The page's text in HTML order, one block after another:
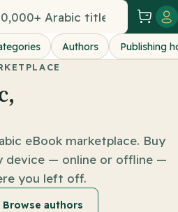
Authors Publishing
eBook marketplace. Buy
device — online or offline —
you left off.
Browse authors